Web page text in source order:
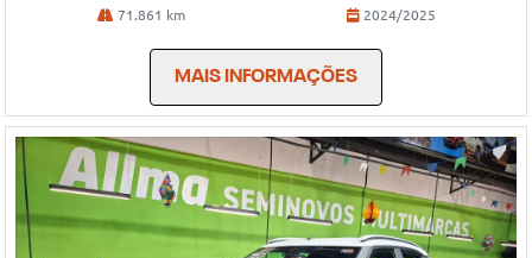
71.861 km 2024/2025
MAIS INFORMAÇÕES